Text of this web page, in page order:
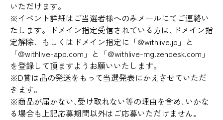
いただけます。
※イベント詳細はご当選者様へのみメールにてご連絡い
たします。ドメイン指定受信されている方は､ドメイン指
定解除、もしくはドメイン指定に「@withlive.jp」と
「@withlive-app.com」と「@withlive-mg.zendesk.com」
を登録して頂ますようお願いいたします。
※D賞は品の発送をもって当選発表にかえさせていただ
きます。
※商品が届かない､受け取れない等の理由を含め､いかな
る場合も上記応募期間以外はご応募いただけません｡